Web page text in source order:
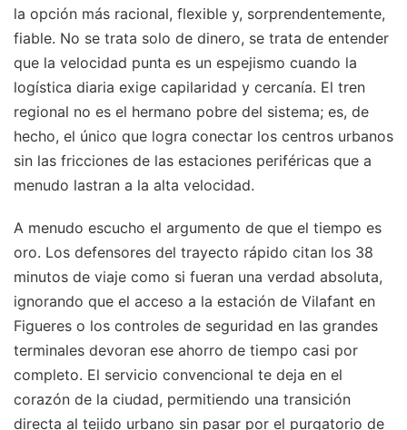
la opción más racional, flexible y, sorprendentemente,
fiable. No se trata solo de dinero, se trata de entender
que la velocidad punta es un espejismo cuando la
logística diaria exige capilaridad y cercanía. El tren
regional no es el hermano pobre del sistema; es, de
hecho, el único que logra conectar los centros urbanos
sin las fricciones de las estaciones periféricas que a
menudo lastran a la alta velocidad.
A menudo escucho el argumento de que el tiempo es
oro. Los defensores del trayecto rápido citan los 38
minutos de viaje como si fueran una verdad absoluta,
ignorando que el acceso a la estación de Vilafant en
Figueres o los controles de seguridad en las grandes
terminales devoran ese ahorro de tiempo casi por
completo. El servicio convencional te deja en el
corazón de la ciudad, permitiendo una transición
directa al tejido urbano sin pasar por el purgatorio de